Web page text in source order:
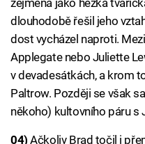
zejména jako hezká
dlouhodobě řešil jeho
dost vycházel naproti.
Applegate nebo Juliette
v devadesátkách, a krom
Paltrow. Později se však
někoho) kultovního páru s
04)Ačkoliv Brad točil i